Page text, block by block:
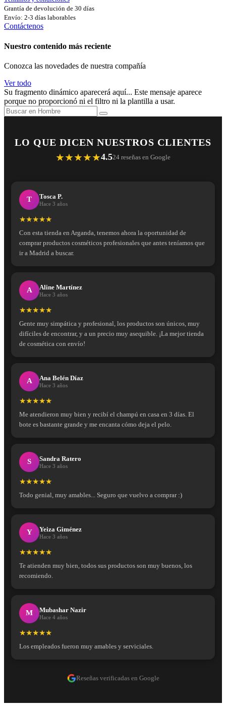
Grantía de devolución de 30 días
Envío: 2-3 días laborables
Contáctenos
Nuestro contenido más reciente
Conozca las novedades de nuestra compañía
Ver todo
Su fragmento dinámico aparecerá aquí... Este mensaje aparece
porque no proporcionó ni el filtro ni la plantilla a usar.
LO QUE DICEN NUESTROS CLIENTES
★★★★★4.524 reseñas en Google
T Tosca P.
Hace 3 años
★★★★★
Con esta tienda en Arganda, tenemos ahora la oportunidad de
comprar productos cosméticos profesionales que antes teníamos que
ir a Madrid a buscar.
A Aline Martínez
Hace 3 años
★★★★★
Gente muy simpática y profesional, los productos son únicos, muy
difíciles de encontrar, y a un precio muy asequible. ¡La mejor tienda
de cosmética con envío!
A Ana Belén Díaz
Hace 3 años
★★★★★
Me atendieron muy bien y recibí el champú en casa en 3 días. El
bote es bastante grande y me encanta cómo deja el pelo.
S Sandra Ratero
Hace 3 años
★★★★★
Todo genial, muy amables... Seguro que vuelvo a comprar :)
Y Yeiza Giménez
Hace 3 años
★★★★★
Te atienden muy bien, todos sus productos son muy buenos, los
recomiendo.
M Mubashar Nazir
Hace 4 años
★★★★★
Los empleados fueron muy amables y serviciales.
Reseñas verificadas en Google